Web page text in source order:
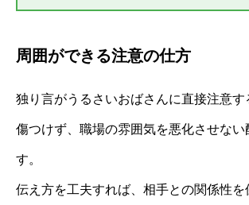
周囲ができる注意の仕方
独り言がうるさいおばさんに直接注意す
傷つけず、職場の雰囲気を悪化させな
す。
伝え方を工夫すれば、相手との関係性